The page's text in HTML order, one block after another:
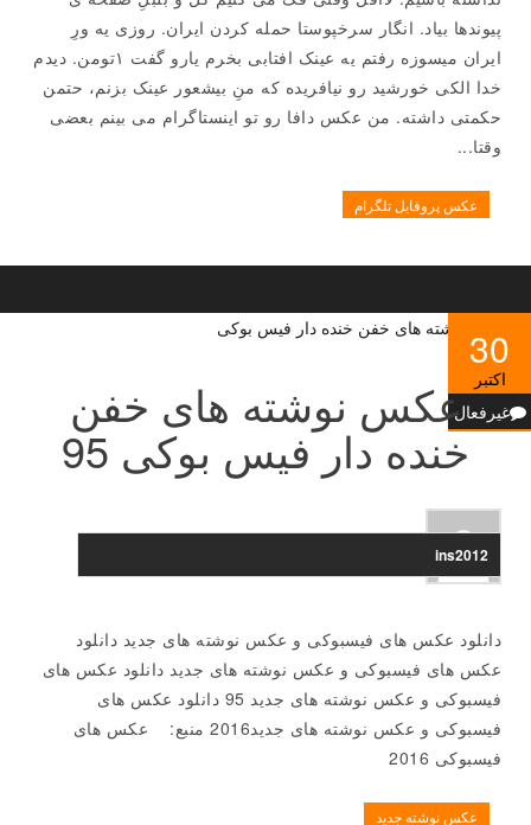
پیوندها بیاد. انگار سرخپوستا حمله کردن ایران. روزی یه ورِ
ایران میسوزه رفتم یه عینک افتابی بخرم یارو گفت ۱تومن. دیدم
خدا الکی خورشید رو نیافریده که منِ بیشعور عینک بزنم، حتمن
حکمتی داشته. من عکس دافا رو تو اینستاگرام می بینم بعضی
وقتا...
عکس پروفایل تلگرام
30
اکتبر
غیرفعالعکس نوشته های خفن
خنده دار فیس بوکی 95
ins2012
دانلود عکس های فیسبوکی و عکس نوشته های جدید دانلود
عکس های فیسبوکی و عکس نوشته های جدید دانلود عکس های
فیسبوکی و عکس نوشته های جدید 95 دانلود عکس های
فیسبوکی و عکس نوشته های جدید2016 منبع: عکس های
فیسبوکی 2016
عکس نوشته جدید